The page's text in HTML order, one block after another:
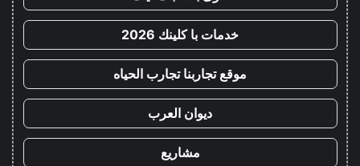
خدمات با كلينك 2026
موقع تجاربنا تجارب الحياه
ديوان العرب
مشاريع